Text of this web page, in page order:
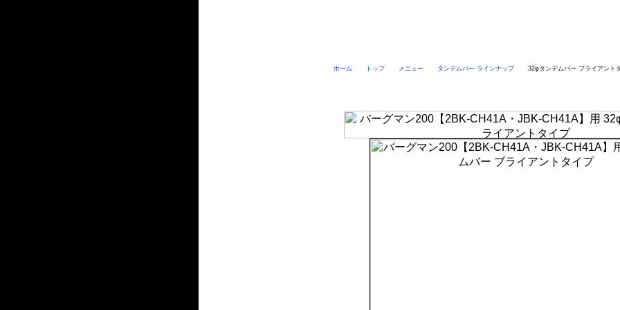
ホーム トップ メニュー タンデムバー ラインナップ 32φタンデムバー ブライアント